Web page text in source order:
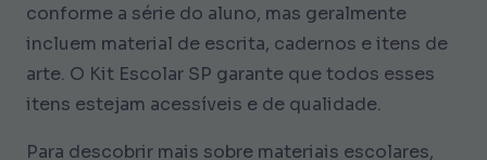
conforme a série do aluno, mas geralmente
incluem material de escrita, cadernos e itens de
arte. O Kit Escolar SP garante que todos esses
itens estejam acessíveis e de qualidade.
Para descobrir mais sobre materiais escolares,